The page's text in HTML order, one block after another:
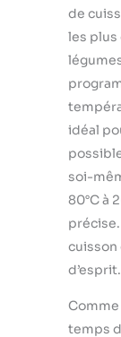
de
les plus
idéal
soi-
80°C à
cuisson
d’esprit.
temps